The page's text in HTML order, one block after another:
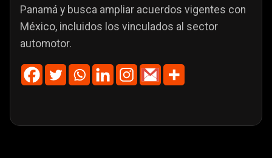
Panamá y busca ampliar acuerdos vigentes con
México, incluidos los vinculados al sector
automotor.